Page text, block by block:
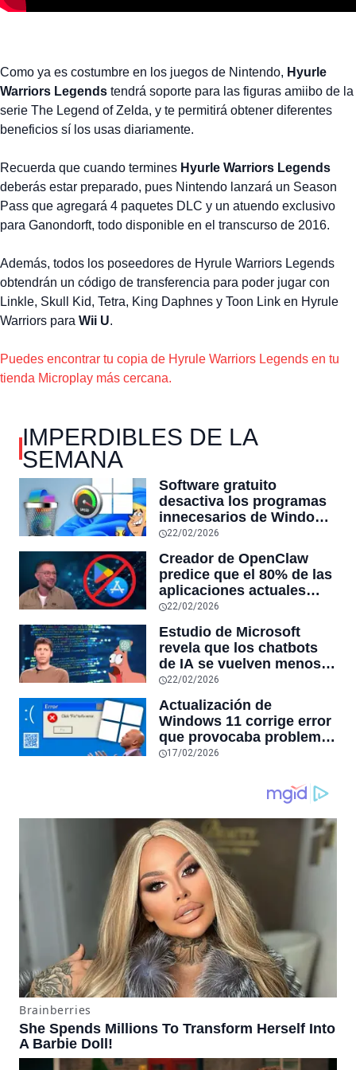
Como ya es costumbre en los juegos de Nintendo, Hyurle
Warriors Legends tendrá soporte para las figuras amiibo de la
serie The Legend of Zelda, y te permitirá obtener diferentes
beneficios sí los usas diariamente.
Recuerda que cuando termines Hyurle Warriors Legends
deberás estar preparado, pues Nintendo lanzará un Season
Pass que agregará 4 paquetes DLC y un atuendo exclusivo
para Ganondorft, todo disponible en el transcurso de 2016.
Además, todos los poseedores de Hyrule Warriors Legends
obtendrán un código de transferencia para poder jugar con
Linkle, Skull Kid, Tetra, King Daphnes y Toon Link en Hyrule
Warriors para Wii U.
Puedes encontrar tu copia de Hyrule Warriors Legends en tu
tienda Microplay más cercana.
IMPERDIBLES DE LA
SEMANA
Software gratuito
desactiva los programas
innecesarios de Windows
11 y optimiza el PC,
RAM y mucho más
22/02/2026
Creador de OpenClaw
predice que el 80% de las
aplicaciones actuales
desaparecerán en el
las aplicaciones con
sensores únicos o
conexiones especiales a
hardware
22/02/2026
Estudio de Microsoft
revela que los chatbots
de IA se vuelven menos
confiables mientras más
tiempo hablas con ellos:
la falta de confiabilidad
sube un 112%
22/02/2026
Actualización de
Windows 11 corrige error
que provocaba problemas
al jugar en PC: los
producían desde 2023
17/02/2026